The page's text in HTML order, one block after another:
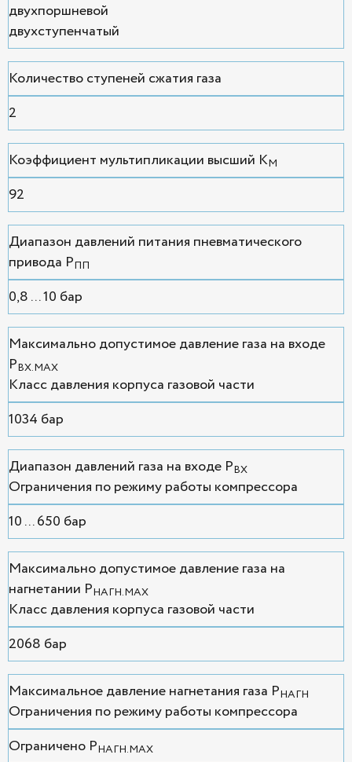
двухпоршневой
двухступенчатый
Количество ступеней сжатия газа
2
Коэффициент мультипликации высший КМ
92
Диапазон давлений питания пневматического
привода PПП
0,8 ... 10 бар
Максимально допустимое давление газа на входе
PВХ.MAX
Класс давления корпуса газовой части
1034 бар
Диапазон давлений газа на входе PВХ
Ограничения по режиму работы компрессора
10 ... 650 бар
Максимально допустимое давление газа на
нагнетании PНАГН.MAX
Класс давления корпуса газовой части
2068 бар
Максимальное давление нагнетания газа PНАГН
Ограничения по режиму работы компрессора
Ограничено PНАГН.MAX